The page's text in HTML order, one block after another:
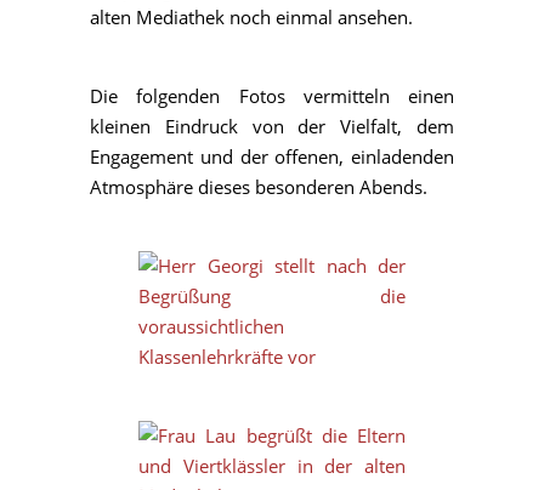
alten Mediathek noch einmal ansehen.
Die folgenden Fotos vermitteln einen
kleinen Eindruck von der Vielfalt, dem
Engagement und der offenen, einladenden
Atmosphäre dieses besonderen Abends.